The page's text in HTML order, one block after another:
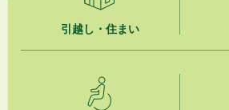
2026年8月1日
市民活動カレンダー（リスト形式）
引越し・住まい